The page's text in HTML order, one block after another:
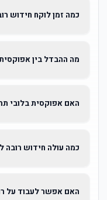
כמה זמן לוקח חידוש
מה ההבדל בין
האם אפוקסית בלובי
כמה עולה חידוש רובה
האם אפשר לעבוד על